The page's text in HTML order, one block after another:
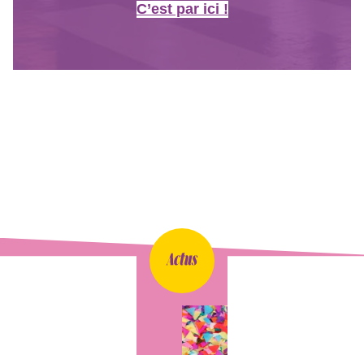
C’est par ici !